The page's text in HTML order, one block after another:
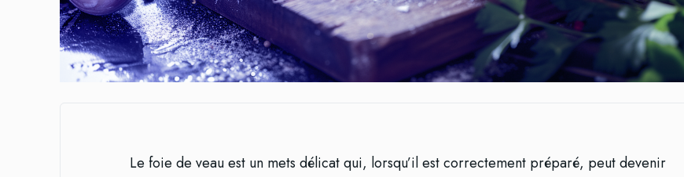
Le foie de veau est un mets délicat qui, lorsqu’il est correctement préparé, peut devenir